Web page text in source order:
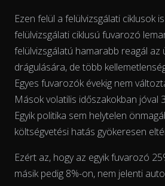
Ezen felül a felülvizsgálati ciklusok
felülvizsgálati ciklusú fuvarozó
felülvizsgálatú hamarabb reagál az
drágulására, de több
Egyes fuvarozók évekig nem
Mások volatilis időszakokban jóval
Egyik politika sem helytelen
költségvetési hatás gyökeresen
Ezért az, hogy az egyik fuvarozó
másik pedig 8%-on, nem jelenti